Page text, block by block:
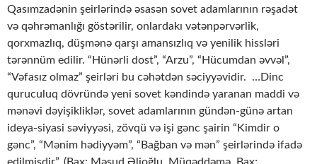
Qasımzadənin şeirlərində əsasən sovet adamlarının rəşadət
və qəhrəmanlığı göstərilir, onlardakı vətənpərvərlik,
qorxmazlıq, düşmənə qarşı amansızlıq və yenilik hissləri
tərənnüm edilir. “Hünərli dost”, “Arzu”, “Hücumdan əvvəl”,
“Vəfasız olmaz” şeirləri bu cəhətdən səciyyəvidir. …Dinc
quruculuq dövründə yeni sovet kəndində yaranan maddi və
mənəvi dəyişikliklər, sovet adamlarının gündən-günə artan
ideya-siyasi səviyyəsi, zövqü və işi gənc şairin “Kimdir o
gənc”, “Mənim hədiyyəm”, “Bağban və mən” şeirlərində ifadə